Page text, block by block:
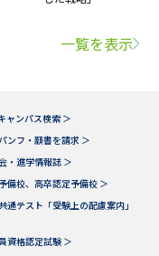
一覧を表示
ャンパス検索 ＞
ンフ・願書を請求 ＞
・進学情報誌 ＞
備校、高卒認定予備校 ＞
通テスト「受験上の配慮案内」
資格認定試験 ＞